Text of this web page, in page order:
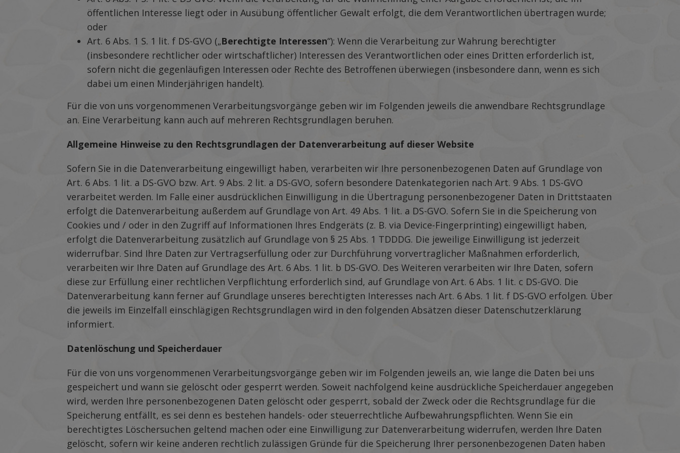
öffentlichen Interesse liegt oder in Ausübung öffentlicher Gewalt erfolgt, die dem Verantwortlichen übertragen wurde;
oder
Art. 6 Abs. 1 S. 1 lit. f DS-GVO („Berechtigte Interessen“): Wenn die Verarbeitung zur Wahrung berechtigter
(insbesondere rechtlicher oder wirtschaftlicher) Interessen des Verantwortlichen oder eines Dritten erforderlich ist,
sofern nicht die gegenläufigen Interessen oder Rechte des Betroffenen überwiegen (insbesondere dann, wenn es sich
dabei um einen Minderjährigen handelt).
Für die von uns vorgenommenen Verarbeitungsvorgänge geben wir im Folgenden jeweils die anwendbare Rechtsgrundlage
an. Eine Verarbeitung kann auch auf mehreren Rechtsgrundlagen beruhen.
Allgemeine Hinweise zu den Rechtsgrundlagen der Datenverarbeitung auf dieser Website
Sofern Sie in die Datenverarbeitung eingewilligt haben, verarbeiten wir Ihre personenbezogenen Daten auf Grundlage von
Art. 6 Abs. 1 lit. a DS-GVO bzw. Art. 9 Abs. 2 lit. a DS-GVO, sofern besondere Datenkategorien nach Art. 9 Abs. 1 DS-GVO
verarbeitet werden. Im Falle einer ausdrücklichen Einwilligung in die Übertragung personenbezogener Daten in Drittstaaten
erfolgt die Datenverarbeitung außerdem auf Grundlage von Art. 49 Abs. 1 lit. a DS-GVO. Sofern Sie in die Speicherung von
Cookies und / oder in den Zugriff auf Informationen Ihres Endgeräts (z. B. via Device-Fingerprinting) eingewilligt haben,
erfolgt die Datenverarbeitung zusätzlich auf Grundlage von § 25 Abs. 1 TDDDG. Die jeweilige Einwilligung ist jederzeit
widerrufbar. Sind Ihre Daten zur Vertragserfüllung oder zur Durchführung vorvertraglicher Maßnahmen erforderlich,
verarbeiten wir Ihre Daten auf Grundlage des Art. 6 Abs. 1 lit. b DS-GVO. Des Weiteren verarbeiten wir Ihre Daten, sofern
diese zur Erfüllung einer rechtlichen Verpflichtung erforderlich sind, auf Grundlage von Art. 6 Abs. 1 lit. c DS-GVO. Die
Datenverarbeitung kann ferner auf Grundlage unseres berechtigten Interesses nach Art. 6 Abs. 1 lit. f DS-GVO erfolgen. Über
die jeweils im Einzelfall einschlägigen Rechtsgrundlagen wird in den folgenden Absätzen dieser Datenschutzerklärung
informiert.
Datenlöschung und Speicherdauer
Für die von uns vorgenommenen Verarbeitungsvorgänge geben wir im Folgenden jeweils an, wie lange die Daten bei uns
gespeichert und wann sie gelöscht oder gesperrt werden. Soweit nachfolgend keine ausdrückliche Speicherdauer angegeben
wird, werden Ihre personenbezogenen Daten gelöscht oder gesperrt, sobald der Zweck oder die Rechtsgrundlage für die
Speicherung entfällt, es sei denn es bestehen handels- oder steuerrechtliche Aufbewahrungspflichten. Wenn Sie ein
berechtigtes Löschersuchen geltend machen oder eine Einwilligung zur Datenverarbeitung widerrufen, werden Ihre Daten
gelöscht, sofern wir keine anderen rechtlich zulässigen Gründe für die Speicherung Ihrer personenbezogenen Daten haben